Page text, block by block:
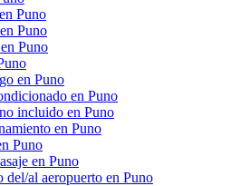
Puno
Puno
Puno
en Puno
en Puno
incluido en Puno
en Puno
Puno
en Puno
del/al aeropuerto en Puno